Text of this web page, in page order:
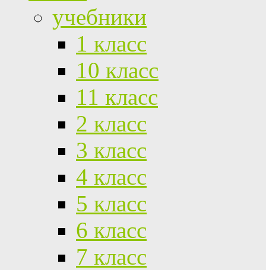
учебники
1 класс
10 класс
11 класс
2 класс
3 класс
4 класс
5 класс
6 класс
7 класс